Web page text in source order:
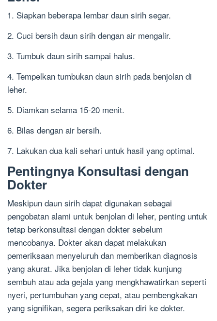
1. Siapkan beberapa lembar daun sirih segar.
2. Cuci bersih daun sirih dengan air mengalir.
3. Tumbuk daun sirih sampai halus.
4. Tempelkan tumbukan daun sirih pada benjolan di
leher.
5. Diamkan selama 15-20 menit.
6. Bilas dengan air bersih.
7. Lakukan dua kali sehari untuk hasil yang optimal.
Pentingnya Konsultasi dengan
Dokter
Meskipun daun sirih dapat digunakan sebagai
pengobatan alami untuk benjolan di leher, penting untuk
tetap berkonsultasi dengan dokter sebelum
mencobanya. Dokter akan dapat melakukan
pemeriksaan menyeluruh dan memberikan diagnosis
yang akurat. Jika benjolan di leher tidak kunjung
sembuh atau ada gejala yang mengkhawatirkan seperti
nyeri, pertumbuhan yang cepat, atau pembengkakan
yang signifikan, segera periksakan diri ke dokter.